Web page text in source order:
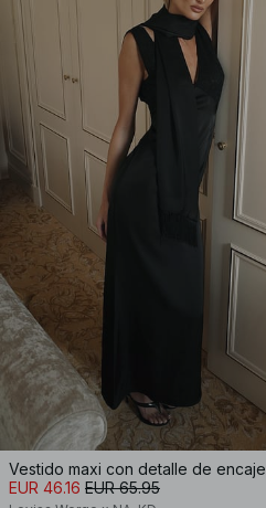
Faldas
Vestido maxi con detalle de encaje
EUR 46.16 EUR 65.95